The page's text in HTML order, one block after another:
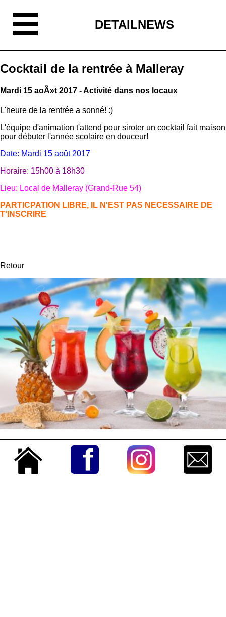
DETAILNEWS
Cocktail de la rentrée à Malleray
Mardi 15 aoÃ»t 2017 - Activité dans nos locaux
L'heure de la rentrée a sonné! :)
L'équipe d'animation t'attend pour siroter un cocktail fait maison
pour débuter l'année scolaire en douceur!
Date: Mardi 15 août 2017
Horaire: 15h00 à 18h30
Lieu: Local de Malleray (Grand-Rue 54)
PARTICPATION LIBRE, IL N'EST PAS NECESSAIRE DE
T'INSCRIRE
Retour